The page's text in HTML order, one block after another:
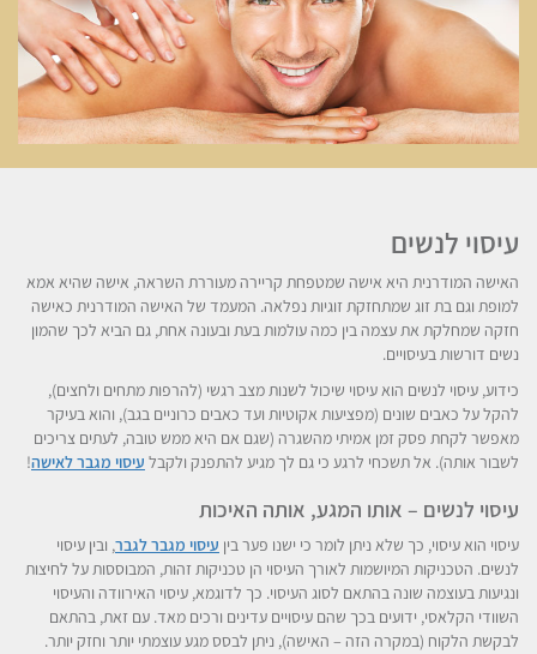
עיסוי לנשים
האישה המודרנית היא אישה שמטפחת קריירה מעוררת השראה, אישה שהיא אמא
למופת וגם בת זוג שמתחזקת זוגיות נפלאה. המעמד של האישה המודרנית כאישה
חזקה שמחלקת את עצמה בין כמה עולמות בעת ובעונה אחת, גם הביא לכך שהמון
נשים דורשות בעיסויים.
כידוע, עיסוי לנשים הוא עיסוי שיכול לשנות מצב רגשי (להרפות מתחים ולחצים),
להקל על כאבים שונים (מפציעות אקוטיות ועד כאבים כרוניים בגב), והוא בעיקר
מאפשר לקחת פסק זמן אמיתי מהשגרה (שגם אם היא ממש טובה, לעתים צריכים
לשבור אותה). אל תשכחי לרגע כי גם לך מגיע להתפנק ולקבל עיסוי מגבר לאישה!
עיסוי לנשים – אותו המגע, אותה האיכות
עיסוי הוא עיסוי, כך שלא ניתן לומר כי ישנו פער בין עיסוי מגבר לגבר, ובין עיסוי
לנשים. הטכניקות המיושמות לאורך העיסוי הן טכניקות זהות, המבוססות על לחיצות
ונגיעות בעוצמה שונה בהתאם לסוג העיסוי. כך לדוגמא, עיסוי האירוודה והעיסוי
השוודי הקלאסי, ידועים בכך שהם עיסויים עדינים ורכים מאד. עם זאת, בהתאם
לבקשת הלקוח (במקרה הזה – האישה), ניתן לבסס מגע עוצמתי יותר וחזק יותר.